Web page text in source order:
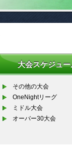
大会スケジュー
その他の大会
OneNightリーグ
ミドル大会
オーバー30大会